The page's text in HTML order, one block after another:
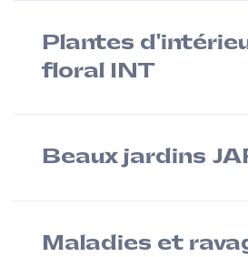
Plantes
floral INT
Beaux jardins
Maladies et